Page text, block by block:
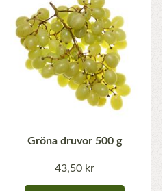
Gröna druvor 500 g
43,50 kr